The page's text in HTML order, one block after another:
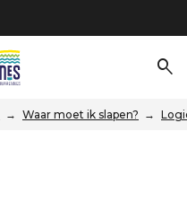
Waar moet ik slapen?